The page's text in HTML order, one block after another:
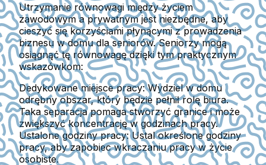
Utrzymanie równowagi między życiem
zawodowym a prywatnym jest niezbędne, aby
cieszyć się korzyściami płynącymi z prowadzenia
biznesu w domu dla seniorów. Seniorzy mogą
osiągnąć tę równowagę dzięki tym praktycznym
wskazówkom:
Dedykowane miejsce pracy:Wydziel w domu
odrębny obszar, który będzie pełnił rolę biura.
Taka separacja pomaga stworzyć granice i może
zwiększyć koncentrację w godzinach pracy.
Ustalone godziny pracy:Ustal określone godziny
pracy, aby zapobiec wkraczaniu pracy w życie
osobiste.